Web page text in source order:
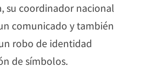
su coordinador nacional
comunicado y también
robo de identidad
de símbolos.